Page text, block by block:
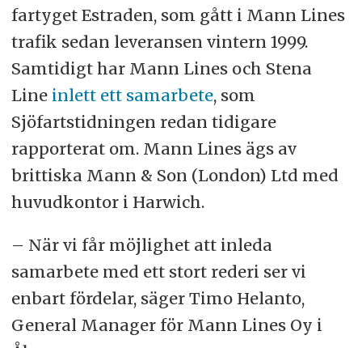
fartyget Estraden, som gått i Mann Lines
trafik sedan leveransen vintern 1999.
Samtidigt har Mann Lines och Stena
Line inlett ett samarbete, som
Sjöfartstidningen redan tidigare
rapporterat om. Mann Lines ägs av
brittiska Mann & Son (London) Ltd med
huvudkontor i Harwich.
– När vi får möjlighet att inleda
samarbete med ett stort rederi ser vi
enbart fördelar, säger Timo Helanto,
General Manager för Mann Lines Oy i